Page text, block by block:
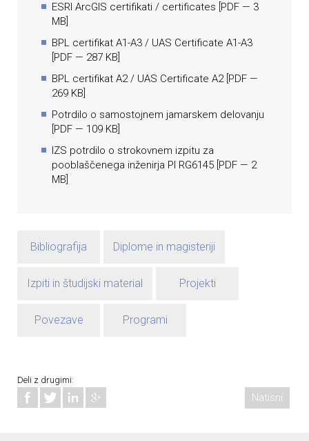
ESRI ArcGIS certifikati / certificates PDF — 3
MB]
BPL certifikat A1-A3 / UAS Certificate A1-A3
PDF — 287 KB]
BPL certifikat A2 / UAS Certificate A2[ PDF —
269 KB]
Potrdilo o samostojnem jamarskem delovanju
PDF — 109 KB]
IZS potrdilo o strokovnem izpitu za
pooblaščenega inženirja PI RG6145 PDF — 2
MB]
Bibliografija Diplome in magisteriji
Izpiti in študijski material Projekti
Povezave Programi
Deli z drugimi:
Natisni